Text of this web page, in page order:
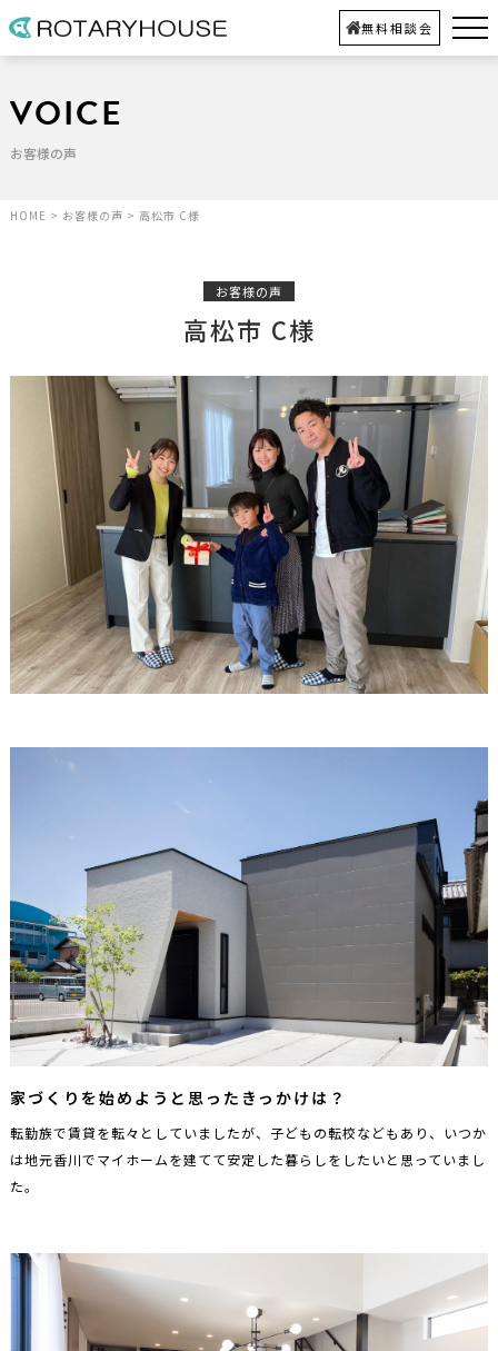
無料相談会
VOICE
お客様の声
HOME > お客様の声 > 高松市 C様
お客様の声
高松市 C様
家づくりを始めようと思ったきっかけは？
転勤族で賃貸を転々としていましたが、子どもの転校などもあり、いつか
は地元香川でマイホームを建てて安定した暮らしをしたいと思っていまし
た。